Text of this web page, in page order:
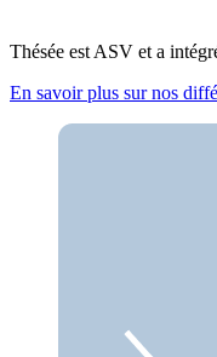
Thésée est ASV et a
En savoir plus sur nos